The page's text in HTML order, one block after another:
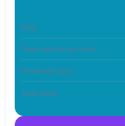
Rang
Totaal aantal uitvoer-tokens
Responstijd (gem.)
Totale kosten